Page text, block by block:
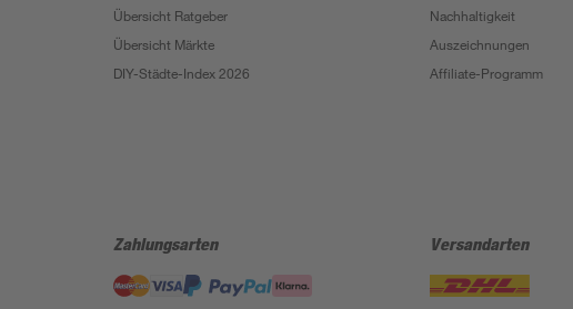
Übersicht Ratgeber
Übersicht Märkte
DIY-Städte-Index 2026
Nachhaltigkeit
Auszeichnungen
Affiliate-Programm
Zahlungsarten Versandarten